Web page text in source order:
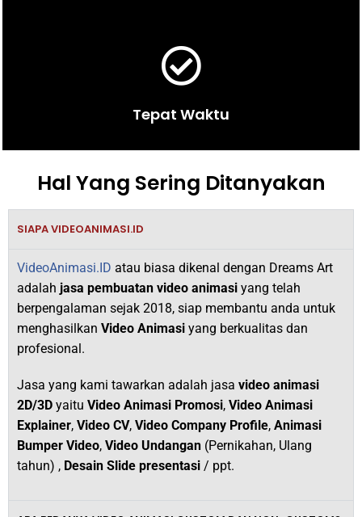
Tepat Waktu
Hal Yang Sering Ditanyakan
SIAPA VIDEOANIMASI.ID
VideoAnimasi.ID atau biasa dikenal dengan Dreams Art
adalah jasa pembuatan video animasi yang telah
berpengalaman sejak 2018, siap membantu anda untuk
menghasilkan Video Animasi yang berkualitas dan
profesional.
Jasa yang kami tawarkan adalah jasa video animasi
2D/3D yaitu Video Animasi Promosi, Video Animasi
Explainer, Video CV, Video Company Profile, Animasi
Bumper Video, Video Undangan (Pernikahan, Ulang
tahun) , Desain Slide presentasi / ppt.